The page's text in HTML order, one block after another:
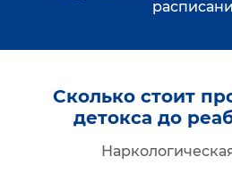
Сколько стоит
детокса до